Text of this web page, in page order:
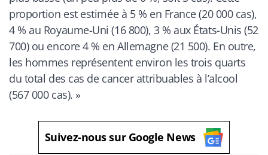
proportion est estimée à 5 % en France (20 000 cas),
4 % au Royaume-Uni (16 800), 3 % aux États-Unis (52
700) ou encore 4 % en Allemagne (21 500). En outre,
les hommes représentent environ les trois quarts
du total des cas de cancer attribuables à l’alcool
(567 000 cas). »
Suivez-nous sur Google News